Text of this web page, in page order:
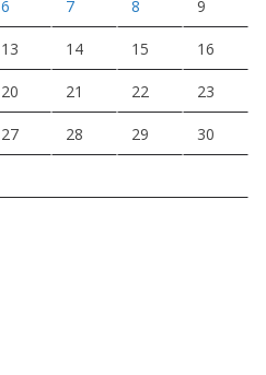
6 7 8 9
13 14 15 16
20 21 22 23
27 28 29 30